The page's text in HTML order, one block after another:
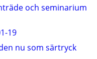
och seminarium
19
nu som särtryck